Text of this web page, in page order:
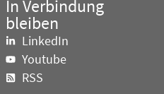
In Verbindung
bleiben
LinkedIn
Youtube
RSS